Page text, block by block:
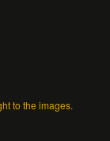
to the images.